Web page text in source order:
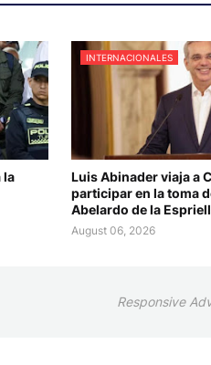
la
INTERNACIONALES
Luis Abinader viaja a
participar en la toma
Abelardo de la
August 06, 2026
Responsive